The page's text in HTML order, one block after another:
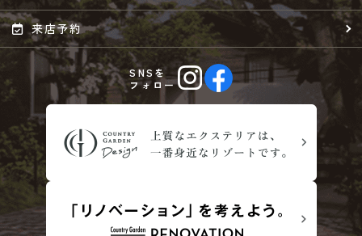
来店予約
SNSを
フォロー